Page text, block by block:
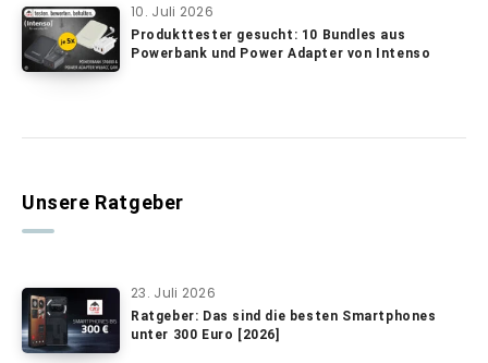
10. Juli 2026
Produkttester gesucht: 10 Bundles aus
Powerbank und Power Adapter von Intenso
Unsere Ratgeber
23. Juli 2026
Ratgeber: Das sind die besten Smartphones
unter 300 Euro [2026]